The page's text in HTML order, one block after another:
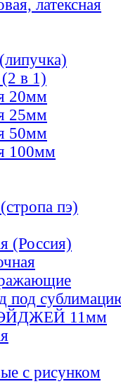
латексная
в 1)
20мм
25мм
50мм
100мм
пэ)
(Россия)
под
11мм
с рисунком